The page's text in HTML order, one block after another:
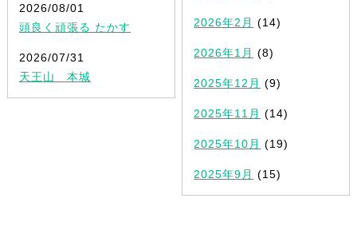
2026/08/01
頭良く頑張る たかす
2026/07/31
天王山 本城
2026年2月 (14)
2026年1月 (8)
2025年12月 (9)
2025年11月 (14)
2025年10月 (19)
2025年9月 (15)